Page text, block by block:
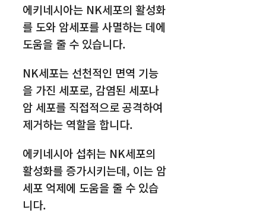
에키네시아는 NK세포의 활성화
를 도와 암세포를 사멸하는 데에
도움을 줄 수 있습니다.
NK세포는 선천적인 면역 기능
을 가진 세포로, 감염된 세포나
암 세포를 직접적으로 공격하여
제거하는 역할을 합니다.
에키네시아 섭취는 NK세포의
활성화를 증가시키는데, 이는 암
세포 억제에 도움을 줄 수 있습
니다.